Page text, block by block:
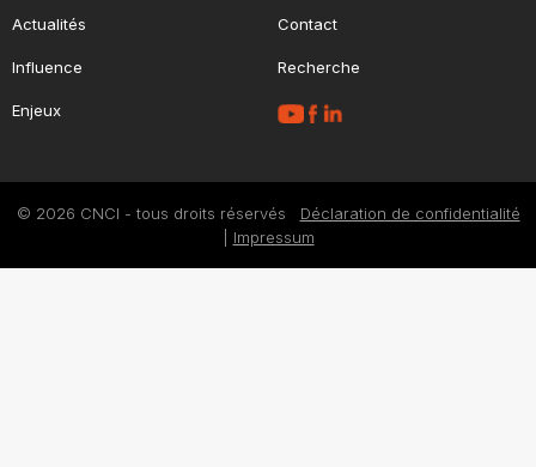
Actualités
Influence
Enjeux
Contact
Recherche
© 2026 CNCI - tous droits réservés Déclaration de confidentialité
Impressum